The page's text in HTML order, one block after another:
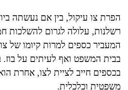
הפרת צו עיקול, בין אם נעשתה
רשלנות, עלולה לגרום להשלכות
המעביר כספים למרות קיומו של
בבית המשפט ואף לעיתים על בוז.
בכספים חייב לציית לצו, אחרת
משפטית וכלכלית.